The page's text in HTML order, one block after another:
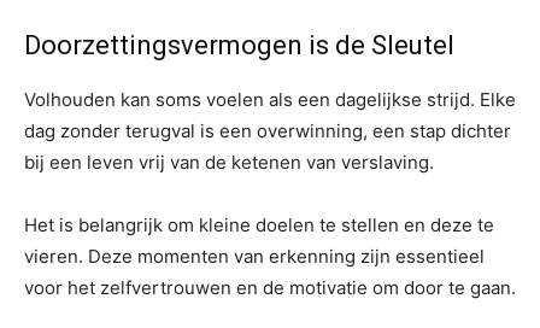
Doorzettingsvermogen is de Sleutel
Volhouden kan soms voelen als een dagelijkse strijd. Elke
dag zonder terugval is een overwinning, een stap dichter
bij een leven vrij van de ketenen van verslaving.
Het is belangrijk om kleine doelen te stellen en deze te
vieren. Deze momenten van erkenning zijn essentieel
voor het zelfvertrouwen en de motivatie om door te gaan.